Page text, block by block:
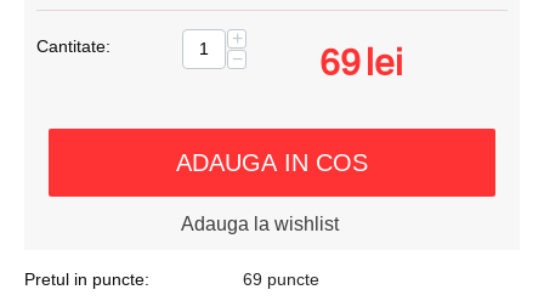
Cantitate:
+
−
69 lei
ADAUGA IN COS
Adauga la wishlist
Pretul in puncte:
69 puncte